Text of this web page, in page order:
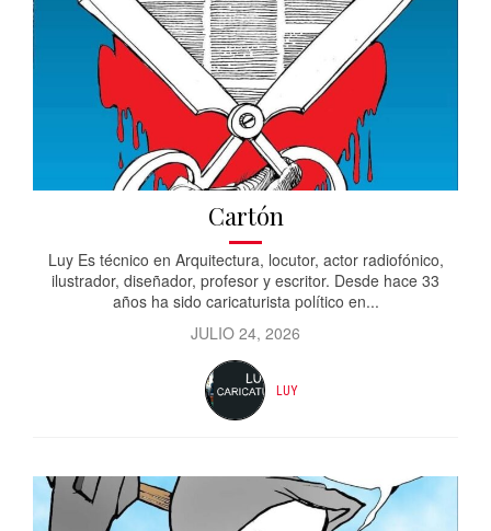
Cartón
Luy Es técnico en Arquitectura, locutor, actor radiofónico,
ilustrador, diseñador, profesor y escritor. Desde hace 33
años ha sido caricaturista político en...
JULIO 24, 2026
LUY